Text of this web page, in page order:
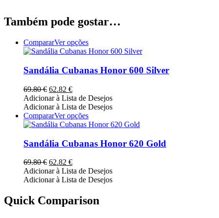
Também pode gostar…
CompararVer opçõesThis
product
multiple
variants.
options
may
be
chosen
on
product
Sandália Cubanas Honor 600 Silver
69.80€ O
preço
original
era:
69.80 €.
62.82 €O
preço
atual
é:
62.82 €.
Adicionar à Lista de Desejos
Adicionar à Lista de Desejos
CompararVer opçõesThis
product
multiple
variants.
options
may
on
Sandália Cubanas Honor 620 Gold
69.80€ O
preço
original
62.82 €O
preço
atual
62.82 €.
Adicionar à Lista de Desejos
Adicionar à Lista de Desejos
Quick Comparison